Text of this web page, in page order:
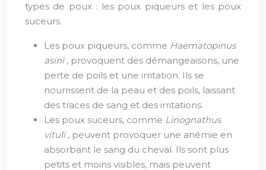
types de poux : les poux piqueurs et les poux
suceurs.
Les poux piqueurs, comme Haematopinus
asini, provoquent des démangeaisons, une
perte de poils et une irritation. Ils se
nourrissent de la peau et des poils, laissant
des traces de sang et des irritations.
Les poux suceurs, comme Linognathus
vituli, peuvent provoquer une anémie en
absorbant le sang du cheval. Ils sont plus
petits et moins visibles, mais peuvent